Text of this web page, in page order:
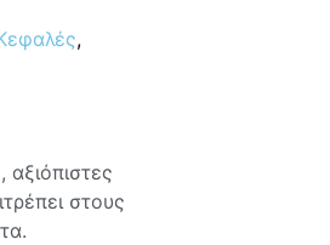
,
στους